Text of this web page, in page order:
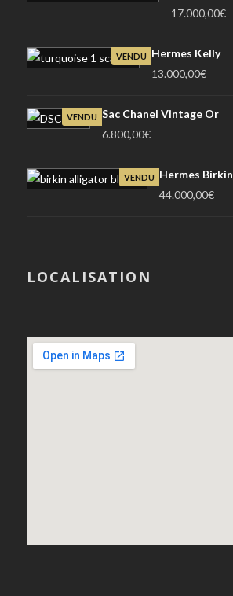
17.000,00€
VENDU
Hermes Kelly
13.000,00€
VENDU Sac Chanel Vintage Or
6.800,00€
VENDU
Hermes Birkin
44.000,00€
LOCALISATION